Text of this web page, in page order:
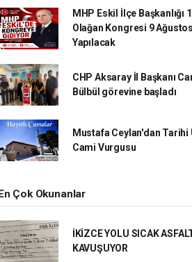
MHP Eskil İlçe Başkanlığı
Olağan Kongresi 9
Yapılacak
CHP Aksaray İl Başkanı
Bülbül görevine başladı
Mustafa Ceylan'dan Tarihi
Cami Vurgusu
Çok Okunanlar
İKİZCE YOLU SICAK
KAVUŞUYOR